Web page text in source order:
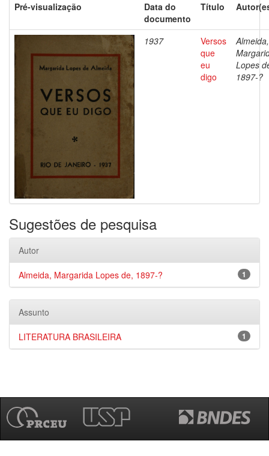
Pré-visualização
Data do
documento
Título
1937
Versos
que
eu
digo
Almeida,
Lopes
1897-?
Sugestões de pesquisa
Autor
1
Almeida, Margarida Lopes de, 1897-?
Assunto
1
LITERATURA BRASILEIRA